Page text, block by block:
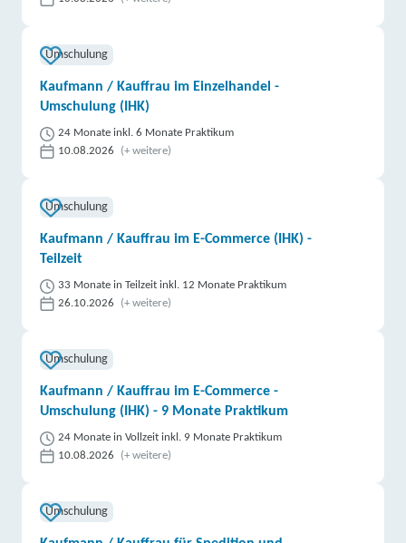
Umschulung
Kaufmann / Kauffrau im Einzelhandel -
Umschulung (IHK)
24 Monate inkl. 6 Monate Praktikum
10.08.2026
(+ weitere)
Umschulung
Kaufmann / Kauffrau im E-Commerce (IHK) -
Teilzeit
33 Monate in Teilzeit inkl. 12 Monate Praktikum
26.10.2026
(+ weitere)
Umschulung
Kaufmann / Kauffrau im E-Commerce -
Umschulung (IHK) - 9 Monate Praktikum
24 Monate in Vollzeit inkl. 9 Monate Praktikum
10.08.2026
(+ weitere)
Umschulung